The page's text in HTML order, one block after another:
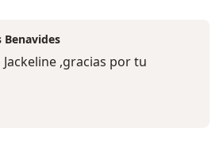
Experimental y Salud
Benavides
,gracias por tu